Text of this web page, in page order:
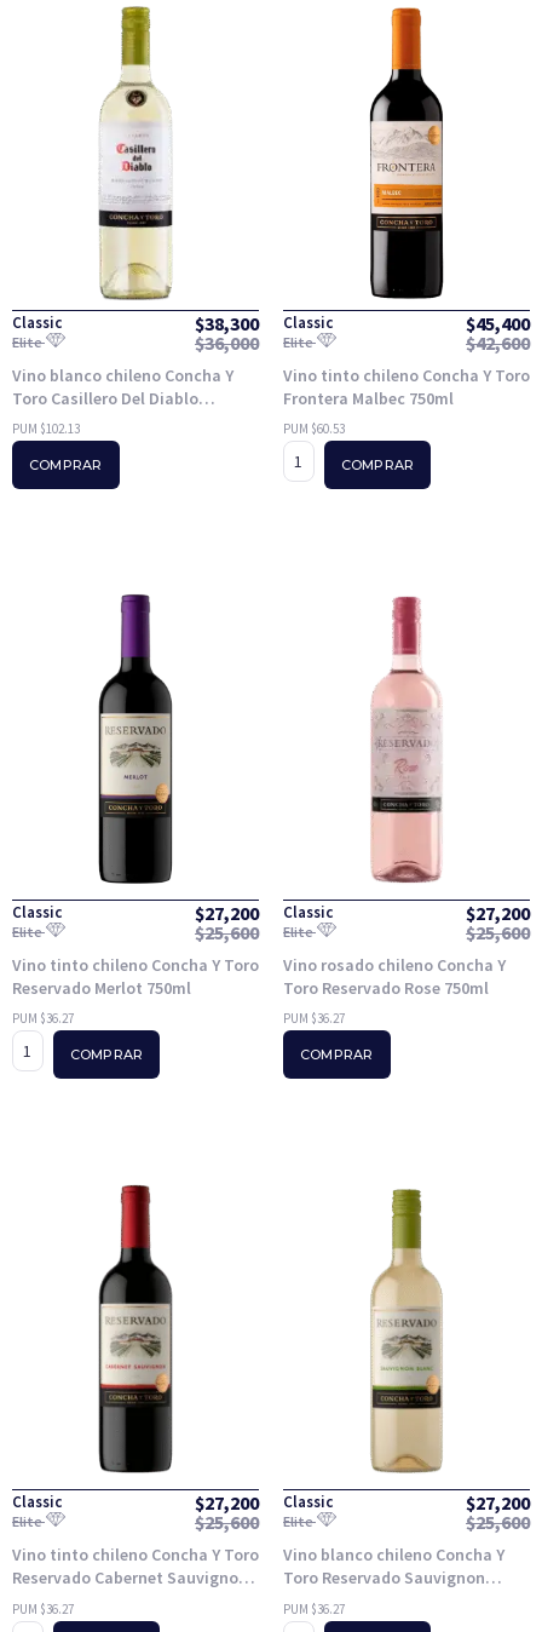
Classic $38,300
Elite $36,000
Vino blanco chileno Concha Y
Toro Casillero Del Diablo
Sauvignon Blanc 375ml
PUM $102.13
COMPRAR
Classic $45,400
Elite $42,600
Vino tinto chileno Concha Y Toro
Frontera Malbec 750ml
PUM $60.53
COMPRAR
Classic $27,200
Elite $25,600
Vino tinto chileno Concha Y Toro
Reservado Merlot 750ml
PUM $36.27
COMPRAR
Classic $27,200
Elite $25,600
Vino rosado chileno Concha Y
Toro Reservado Rose 750ml
PUM $36.27
COMPRAR
Classic $27,200
Elite $25,600
Vino tinto chileno Concha Y Toro
Reservado Cabernet Sauvignon
750ml
PUM $36.27
Classic $27,200
Elite $25,600
Vino blanco chileno Concha Y
Toro Reservado Sauvignon
Blanc 750ml
PUM $36.27